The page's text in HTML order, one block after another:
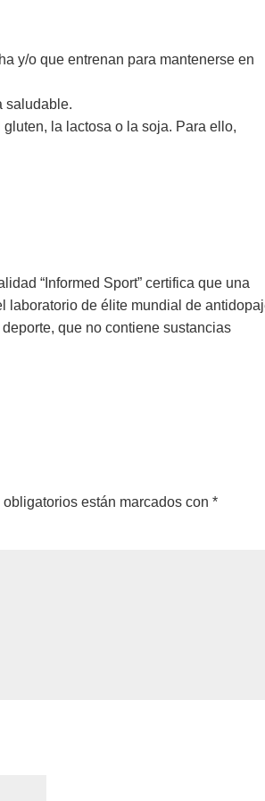
y/o que entrenan para mantenerse en
saludable.
la lactosa o la soja. Para ello,
“Informed Sport” certifica que una
laboratorio de élite mundial de
que no contiene sustancias
obligatorios están marcados con*